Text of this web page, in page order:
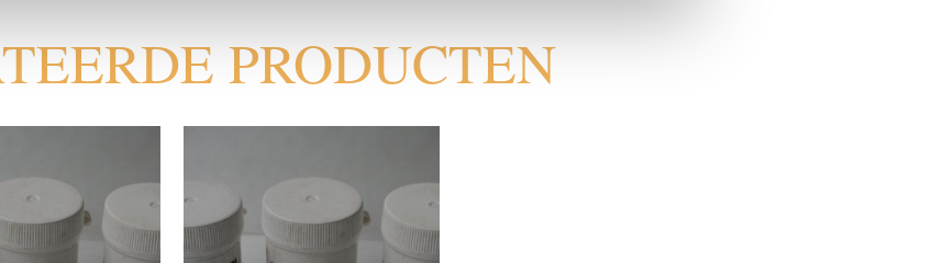
PRODUCTEN